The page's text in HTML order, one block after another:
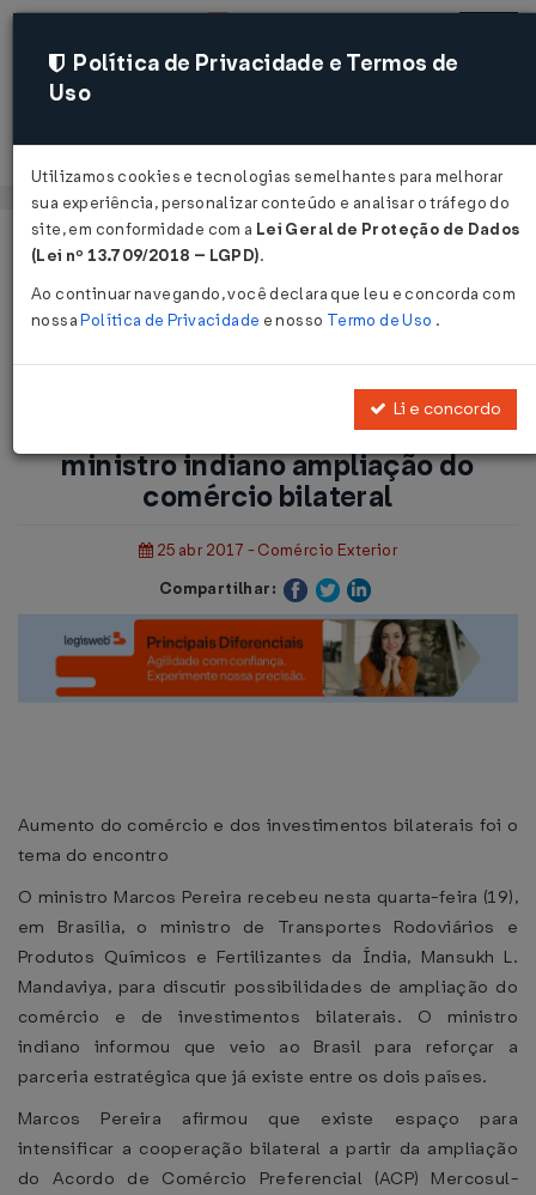
Acessar
Página Inicial
Notícias
comércio bilateral...
Voltar
Marcos Pereira discute com
ministro indiano ampliação do
comércio bilateral
25 abr 2017 - Comércio Exterior
Compartilhar:
Aumento do comércio e dos investimentos bilaterais foi o
tema do encontro
O ministro Marcos Pereira recebeu nesta quarta-feira (19),
em Brasília, o ministro de Transportes Rodoviários e
Produtos Químicos e Fertilizantes da Índia, Mansukh L.
Mandaviya, para discutir possibilidades de ampliação do
comércio e de investimentos bilaterais. O ministro
indiano informou que veio ao Brasil para reforçar a
parceria estratégica que já existe entre os dois países.
Marcos Pereira afirmou que existe espaço para
intensificar a cooperação bilateral a partir da ampliação
do Acordo de Comércio Preferencial (ACP) Mercosul-
Política de Privacidade e Termos de
Uso
Utilizamos cookies e tecnologias semelhantes para melhorar
sua experiência, personalizar conteúdo e analisar o tráfego do
site, em conformidade com a Lei Geral de Proteção de Dados
(Lei nº 13.709/2018 – LGPD).
Ao continuar navegando, você declara que leu e concorda com
nossaPolítica de Privacidade e nosso Termo de Uso .
Li e concordo